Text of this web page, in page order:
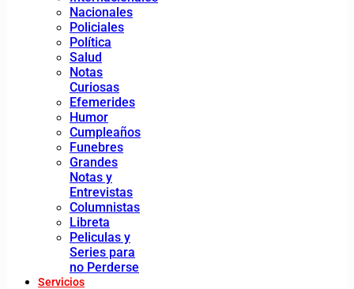
Nacionales
Policiales
Política
Salud
Notas
Curiosas
Efemerides
Humor
Cumpleaños
Funebres
Grandes
Notas y
Entrevistas
Columnistas
Libreta
Peliculas y
Series para
no Perderse
Servicios